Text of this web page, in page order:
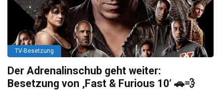
TV-Besetzung
Der Adrenalinschub geht weiter:
Besetzung von ‚Fast & Furious 10‘ 🚗💨